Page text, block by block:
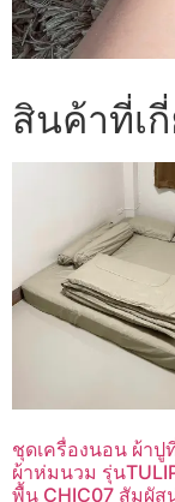
สินค้าที่เ
ชุดเครื่องนอน ผ้า
ผ้าห่มนวม รุ่น
พื้น CHIC07 สัมผัส